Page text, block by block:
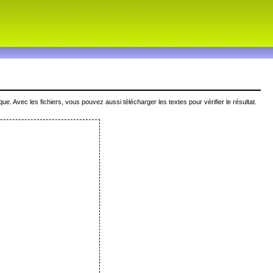
Avec les fichiers, vous pouvez aussi télécharger les textes pour vérifier le résultat.